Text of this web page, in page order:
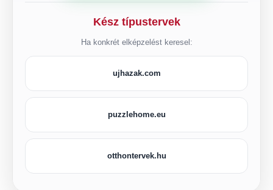
Kész típustervek
Ha konkrét elképzelést keresel:
ujhazak.com
puzzlehome.eu
otthontervek.hu